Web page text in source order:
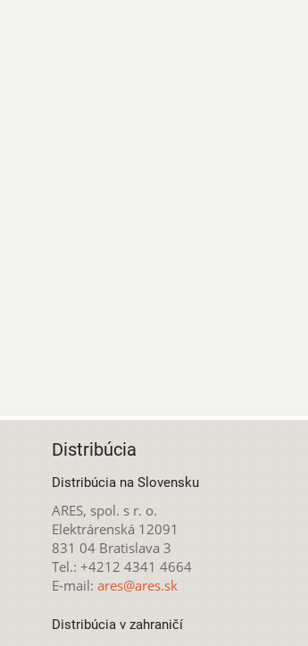
Distribúcia
Distribúcia na Slovensku
ARES, spol. s r. o.
Elektrárenská 12091
831 04 Bratislava 3
Tel.: +4212 4341 4664
E-mail: ares@ares.sk
Distribúcia v zahraničí